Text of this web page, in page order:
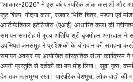
“आकार-2026” ने इस वर्ष पारंपरिक लोक कलाओं और
जूट शिल्प, गोदना कला, रजवार भित्ति चित्र, मंडला एवं
आर्टिफिशियल इंटेलिजेंस (एआई) आधारित कला की
समापन समारोह में मुख्य अतिथि श्री बृजमोहन अग्रवाल
उपस्थित जनसमूह ने प्रशिक्षकों के योगदान की सराहना
समापन अवसर पर आयोजित सांस्कृतिक संध्या कार्यक्रम ने
अपनी प्रस्तुति से दर्शकों का मन मोह लिया। सुवा नृत्य,
देर तक मंत्रमुग्ध रखा। पारंपरिक वेशभूषा, लोक वाद्यों की